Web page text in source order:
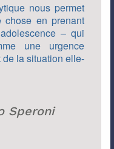
nous permet
chose en prenant
– qui
une urgence
la situation elle-
Speroni